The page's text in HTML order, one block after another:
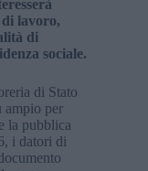
lavoro,
di
sociale.
di Stato
ampio per
la pubblica
i datori di